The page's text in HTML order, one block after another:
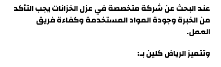
عند البحث عن شركة متخصصة في عزل الخزانات يجب التأكد
من الخبرة وجودة المواد المستخدمة وكفاءة فريق
العمل.
وتتميز الرياض كلين بـ: